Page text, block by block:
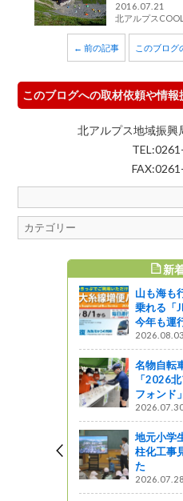
2016.07.21
北アルプス
← 前の記事 このブログ
このブログへの取材依頼や情
北アルプス地域振興
新
山も海も
乗れる「
今年も運
2026.08.03
名物自転
「2026
フォンド」
地元小学
柱化工事
た
2026.07.28